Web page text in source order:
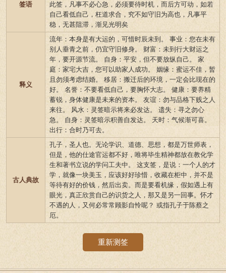
签语
此签，凡事不必心急，必须要待时机，而后方可动，如若
自己看低自己，枉道求合，究不如守旧为高也，凡事平
稳，无甚阻滞，渐见光明矣
释义
流年：本身是有大运的，可惜时辰未到。 事业：您在未有
别人垂青之前，仍宜守旧修身。 财富：未到行大财运之
年，要开源节流。 自身：平安，但不要放纵自己。 家
庭：家宅大吉，您可以助家人成功。 姻缘：蜜运不佳，暂
且勿须考虑结婚。 移居：搬迁后的环境，一定会比现在的
好。 名誉：不要看低自己，要胸怀大志。 健康：要养精
蓄锐，身体健康是未来的资本。 友谊：勿与品格下贱之人
来往。 风水：灵签暗示将来必发达。 遗失：寻之勿心
急。 自身：灵签暗示积善自发达。 天时：气候渐可喜。
出行：合时乃可去。
古人典故
孔子，圣人也。无论学识、道德、思想，都是万世师表，
但是，他的仕途官运都不好，唯将毕生精神都放在教化学
生和著书立说的学问工夫中。 这支签，是说：一个人的才
学，就像一块美玉，应该好好珍惜，收藏在柜中，并不是
等待有好的价钱，然后出卖。而是要看机缘，假如遇上有
眼光，真正欣赏自己的识货之人，那又是另一回事。怀才
不遇的人，又何必常常顾影自怜呢？ 或指孔子于陈蔡之
厄。
重新测签